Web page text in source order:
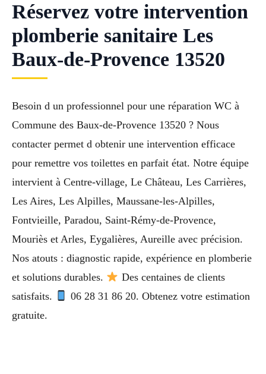
Réservez votre intervention
plomberie sanitaire Les
Baux-de-Provence 13520
Besoin d un professionnel pour une réparation WC à
Commune des Baux-de-Provence 13520 ? Nous
contacter permet d obtenir une intervention efficace
pour remettre vos toilettes en parfait état. Notre équipe
intervient à Centre-village, Le Château, Les Carrières,
Les Aires, Les Alpilles, Maussane-les-Alpilles,
Fontvieille, Paradou, Saint-Rémy-de-Provence,
Mouriès et Arles, Eygalières, Aureille avec précision.
Nos atouts : diagnostic rapide, expérience en plomberie
et solutions durables.
Des centaines de clients
satisfaits.
06 28 31 86 20. Obtenez votre estimation
gratuite.